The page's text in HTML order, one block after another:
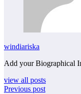
windiariska
Add your Biographical
view all posts
Previous post